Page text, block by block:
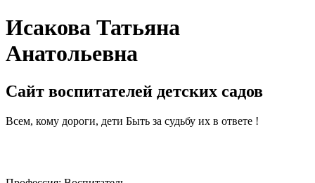
Исакова Татьяна
Анатольевна
Сайт воспитателей детских садов
Всем, кому дороги, дети Быть за судьбу их в ответе !